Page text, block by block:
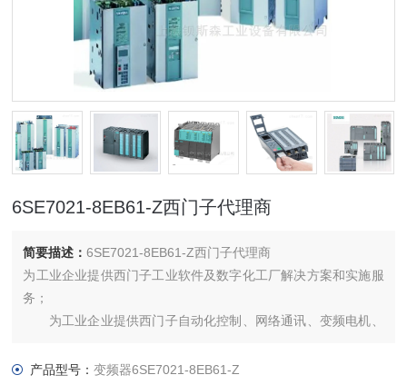
6SE7021-8EB61-Z西门子代理商
简要描述：6SE7021-8EB61-Z西门子代理商
为工业企业提供西门子工业软件及数字化工厂解决方案和实施服
务；
为工业企业提供西门子自动化控制、网络通讯、变频电机、
西门子8PT配电产品、能源集团自动化等产品、技术和服务。
产品型号：变频器6SE7021-8EB61-Z